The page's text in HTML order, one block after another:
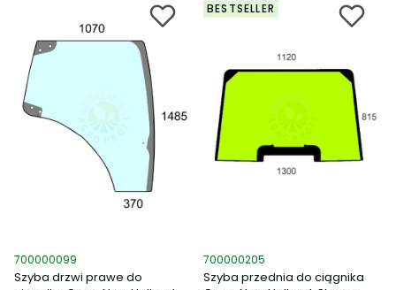
Kod produktu
700000099
Szyba drzwi prawe do
BESTSELLER
Kod produktu
700000205
Szyba przednia do ciągnika